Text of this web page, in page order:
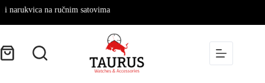
na ručnim satovima